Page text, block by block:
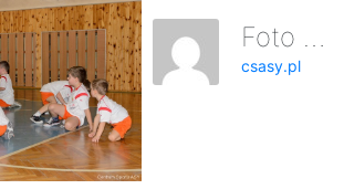
Foto K1 Id52
csasy.pl